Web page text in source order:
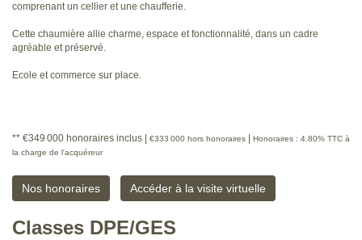
comprenant un cellier et une chaufferie.
Cette chaumière allie charme, espace et fonctionnalité, dans un cadre
agréable et préservé.
Ecole et commerce sur place.
** €349 000 honoraires inclus €333 000 hors honoraires
Honoraires : 4.80% TTC à
la charge de l'acquéreur
Nos honoraires Accéder à la visite virtuelle
Classes DPE/GES